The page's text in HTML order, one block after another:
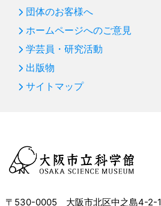
団体のお客様へ
ホームページへのご意見
学芸員・研究活動
出版物
サイトマップ
〒530-0005 大阪市北区中之島4-2-1